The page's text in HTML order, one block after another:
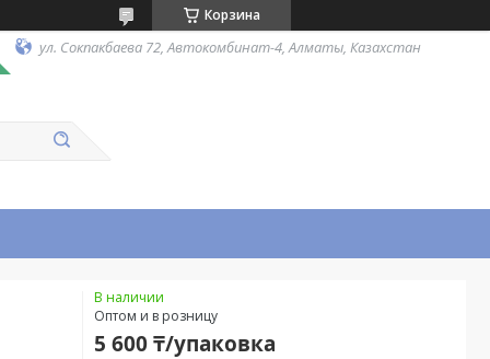
Корзина
ул. Сокпакбаева 72, Автокомбинат-4, Алматы, Казахстан
В наличии
Оптом и в розницу
5 600 ₸/упаковка